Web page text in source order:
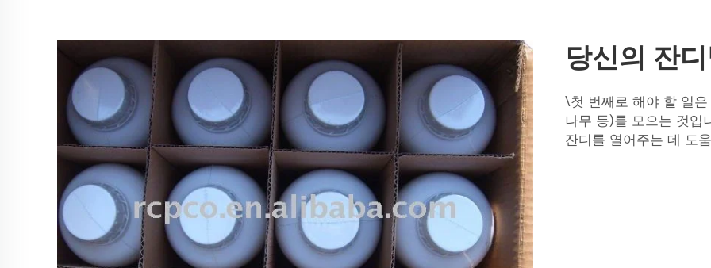
당신의 잔
\첫 번째로 해야 할 일
나무 등)를 모으는 것입
잔디를 열어주는 데 도